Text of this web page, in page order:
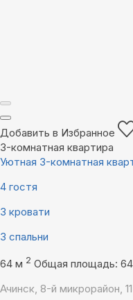
Добавить в Избранное
3-комнатная квартира
Уютная 3-комнатная
4 гостя
3 кровати
3 спальни
64 м 2 Общая площадь:
Ачинск, 8-й микрорайон, 11